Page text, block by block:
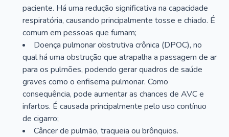
paciente. Há uma redução significativa na capacidade
respiratória, causando principalmente tosse e chiado. É
comum em pessoas que fumam;
Doença pulmonar obstrutiva crônica (DPOC), no
qual há uma obstrução que atrapalha a passagem de ar
para os pulmões, podendo gerar quadros de saúde
graves como o enfisema pulmonar. Como
consequência, pode aumentar as chances de AVC e
infartos. É causada principalmente pelo uso contínuo
de cigarro;
Câncer de pulmão, traqueia ou brônquios.